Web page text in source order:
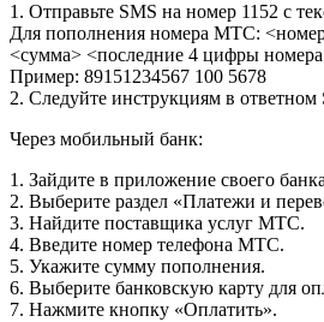
1. Отправьте SMS на номер 1152 с
Для пополнения номера МТС:
<сумма> <последние 4 цифры
Пример: 89151234567 100 5678
2. Следуйте инструкциям в ответном
Через мобильный банк:
1. Зайдите в приложение своего
2. Выберите раздел «Платежи и
3. Найдите поставщика услуг МТС.
4. Введите номер телефона МТС.
5. Укажите сумму пополнения.
6. Выберите банковскую карту для
7. Нажмите кнопку «Оплатить».